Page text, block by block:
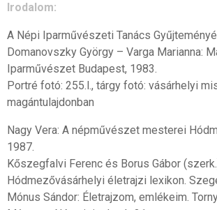
Irodalom:
A Népi Iparművészeti Tanács
Domanovszky György – Varga Marianna:
Iparművészet Budapest, 1983.
Portré fotó: 255.l., tárgy fotó: vásárhelyi
magántulajdonban
Nagy Vera: A népművészet mesterei
1987.
Kőszegfalvi Ferenc és Borus Gábor
Hódmezővásárhelyi életrajzi lexikon.
Mónus Sándor: Életrajzom, emlékeim.